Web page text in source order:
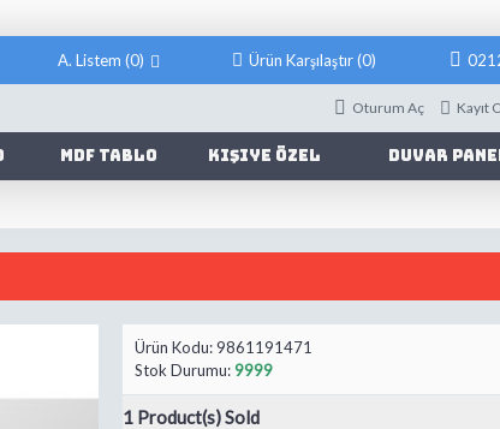
A. Listem (0) Ürün Karşılaştır (0)
Oturum Aç Kayıt
Mdf Tablo Kişiye Özel Duvar
Ürün Kodu:9861191471
Stok Durumu:9999
1 Product(s) Sold